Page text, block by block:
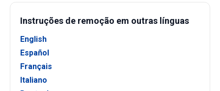
Instruções de remoção em outras línguas
English
Español
Français
Italiano